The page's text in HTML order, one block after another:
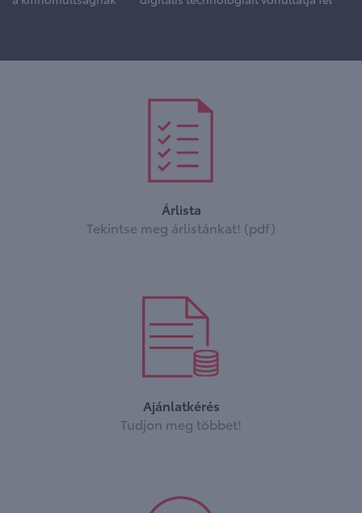
Árlista
Tekintse meg árlistánkat! (pdf)
Ajánlatkérés
Tudjon meg többet!